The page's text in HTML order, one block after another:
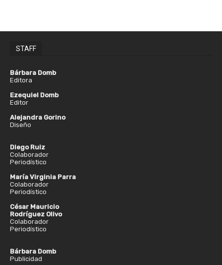
STAFF
Bárbara Domb
Editora
Ezequiel Domb
Editor
Alejandra Gorino
Diseño
Diego Ruiz
Colaborador
Periodístico
María Virginia Parra
Colaborador
Periodístico
César Mauricio
Rodríguez Olivo
Colaborador
Periodístico
Bárbara Domb
Publicidad